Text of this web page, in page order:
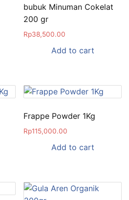
bubuk Minuman Cokelat
200 gr
Rp38,500.00
Add to cart
Frappe Powder 1Kg
Rp115,000.00
Add to cart